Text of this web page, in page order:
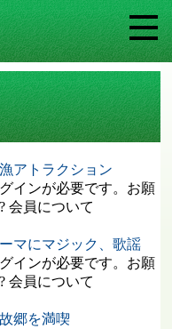
アトラクション
インが必要です。お願
会員について
マにマジック、歌謡
インが必要です。お願
会員について
郷を満喫